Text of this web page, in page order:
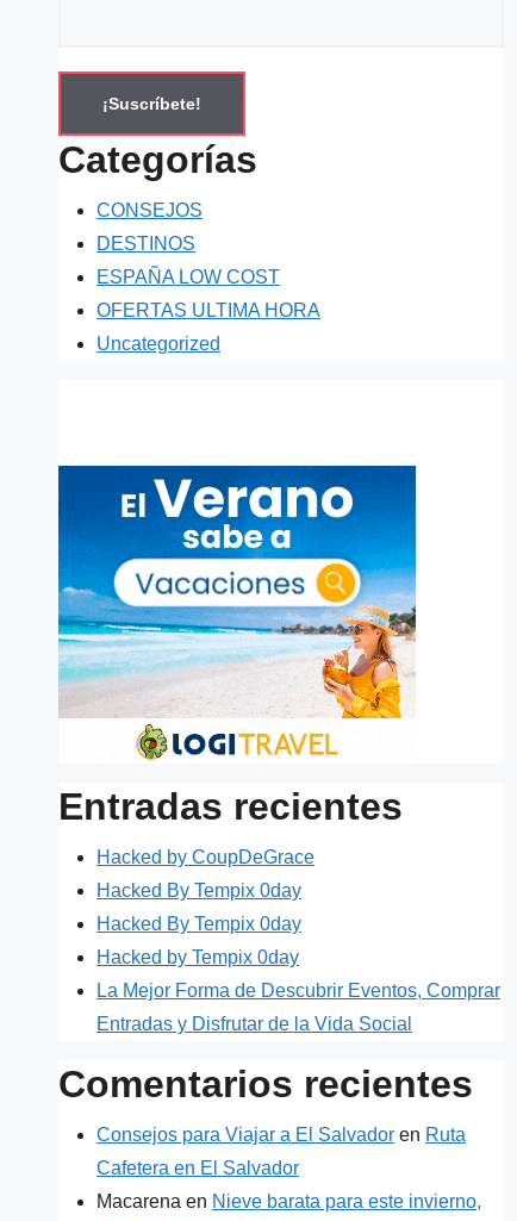
Categorías
CONSEJOS
DESTINOS
ESPAÑA LOW COST
OFERTAS ULTIMA HORA
Uncategorized
Entradas recientes
Hacked by CoupDeGrace
Hacked By Tempix 0day
Hacked By Tempix 0day
Hacked by Tempix 0day
La Mejor Forma de Descubrir Eventos, Comprar
Entradas y Disfrutar de la Vida Social
Comentarios recientes
Consejos para Viajar a El Salvador en Ruta
Cafetera en El Salvador
Macarena en Nieve barata para este invierno,